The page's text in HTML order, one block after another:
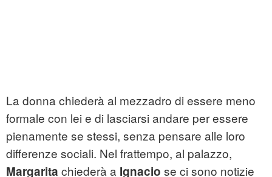
La donna chiederà al mezzadro di essere meno
formale con lei e di lasciarsi andare per essere
pienamente se stessi, senza pensare alle loro
differenze sociali. Nel frattempo, al palazzo,
Margarita chiederà a Ignacio se ci sono notizie